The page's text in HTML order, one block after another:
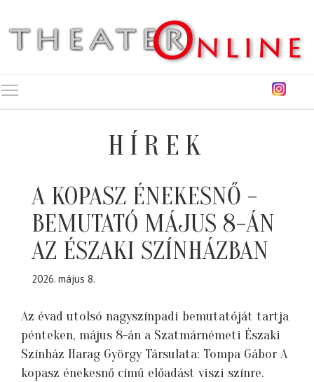
HÍREK
A KOPASZ ÉNEKESNŐ -
BEMUTATÓ MÁJUS 8-ÁN
AZ ÉSZAKI SZÍNHÁZBAN
2026. május 8.
Az évad utolsó nagyszínpadi bemutatóját tartja
pénteken, május 8-án a Szatmárnémeti Északi
Színház Harag György Társulata: Tompa Gábor A
kopasz énekesnő című előadást viszi színre.